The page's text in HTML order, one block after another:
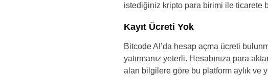
istediğiniz kripto para birimi ile ticarete
Kayıt Ücreti Yok
Bitcode AI’da hesap açma ücreti
yatırmanız yeterli. Hesabınıza para
alan bilgilere göre bu platform aylık ve